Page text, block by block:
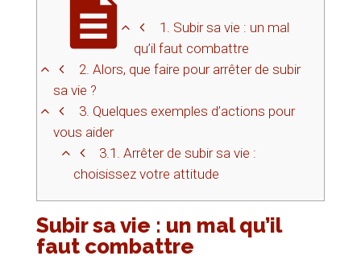
1. Subir sa vie : un mal
qu’il faut combattre
2. Alors, que faire pour arrêter de subir
sa vie ?
3. Quelques exemples d’actions pour
vous aider
3.1. Arrêter de subir sa vie :
choisissez votre attitude
Subir sa vie : un mal qu’il
faut combattre